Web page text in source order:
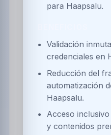
comunidades de
Salud y
trazabilidad
Desarrollamos
digitales para
entidades de salud
datos inmutables